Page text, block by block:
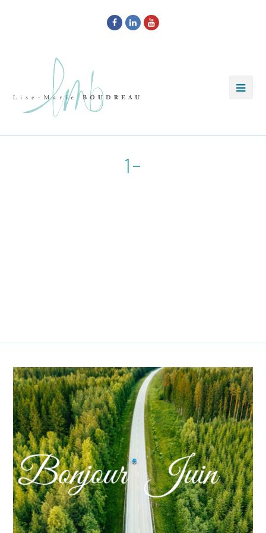
Facebook
LinkedInYoutube
1-